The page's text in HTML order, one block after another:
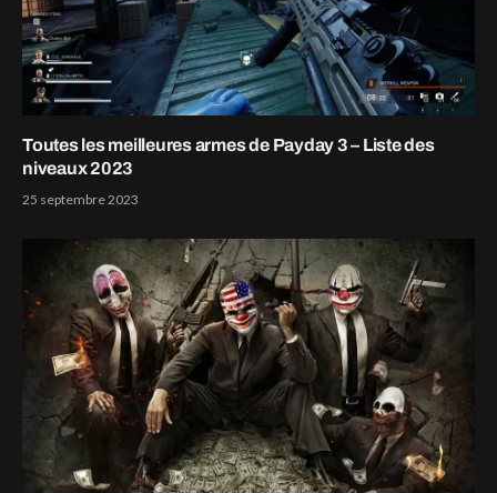
Toutes les meilleures armes de Payday 3 – Liste des
niveaux 2023
25 septembre 2023